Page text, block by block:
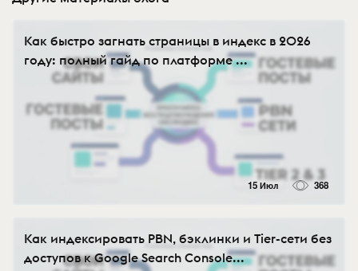
Как быстро загнать страницы в индекс в 2026
году: полный гайд по платформе ...
15 Июл 368
Как индексировать PBN, бэклинки и Tier-сети без
доступов к Google Search Console...